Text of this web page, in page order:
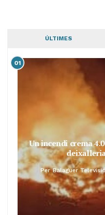
ÚLTIMES
01
Un incendi crema
Per Balaguer